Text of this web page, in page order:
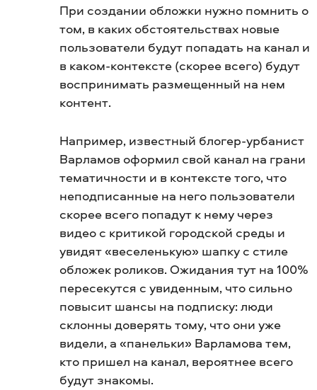
При создании обложки нужно помнить о
том, в каких обстоятельствах новые
пользователи будут попадать на канал и
в каком-контексте (скорее всего) будут
воспринимать размещенный на нем
контент.
Например, известный блогер-урбанист
Варламов оформил свой канал на грани
тематичности и в контексте того, что
неподписанные на него пользователи
скорее всего попадут к нему через
видео с критикой городской среды и
увидят «веселенькую» шапку с стиле
обложек роликов. Ожидания тут на 100%
пересекутся с увиденным, что сильно
повысит шансы на подписку: люди
склонны доверять тому, что они уже
видели, а «панельки» Варламова тем,
кто пришел на канал, вероятнее всего
будут знакомы.